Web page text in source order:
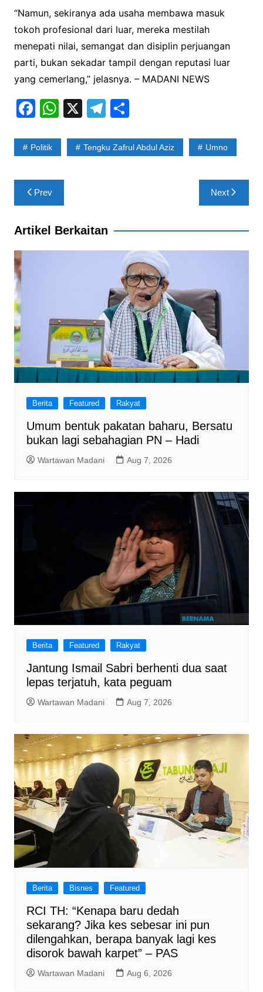
“Namun, sekiranya ada usaha membawa masuk
tokoh profesional dari luar, mereka mestilah
menepati nilai, semangat dan disiplin perjuangan
parti, bukan sekadar tampil dengan reputasi luar
yang cemerlang,” jelasnya. – MADANI NEWS
F
c
b
o
o
k
W
at
A
p
p
X T
e
S
ar
Politik Tengku Zafrul Abdul Aziz Umno
Post
navigation
Prev Next
Artikel Berkaitan
Berita Featured Rakyat
Umum bentuk pakatan baharu, Bersatu
bukan lagi sebahagian PN – Hadi
Wartawan Madani Aug 7, 2026
Berita Featured Rakyat
Jantung Ismail Sabri berhenti dua saat
lepas terjatuh, kata peguam
Wartawan Madani Aug 7, 2026
Berita Bisnes Featured
RCI TH: “Kenapa baru dedah
sekarang? Jika kes sebesar ini pun
dilengahkan, berapa banyak lagi kes
disorok bawah karpet” – PAS
Wartawan Madani Aug 6, 2026